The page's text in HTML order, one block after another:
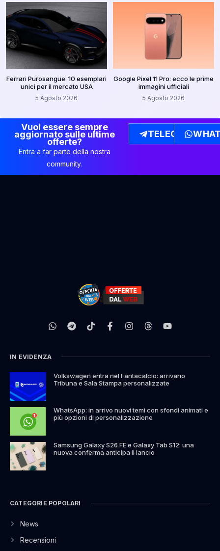
Ferrari Purosangue: 10 esemplari
unici per il mercato USA
5 Agosto 2026
Google Pixel 11 Pro: ecco le prime
immagini ufficiali
5 Agosto 2026
Vuoi essere sempre
aggiornato sulle ultime
offerte?
Entra a far parte della nostra
community.
TELEGRAM
IN EVIDENZA
Volkswagen entra nel Fantacalcio: arrivano
Tribuna e Sala Stampa personalizzate
WhatsApp: in arrivo nuovi temi con sfondi animati e
più opzioni di personalizzazione
Samsung Galaxy S26 FE e Galaxy Tab S12: una
nuova conferma anticipa il lancio
CATEGORIE POPOLARI
News
Recensioni